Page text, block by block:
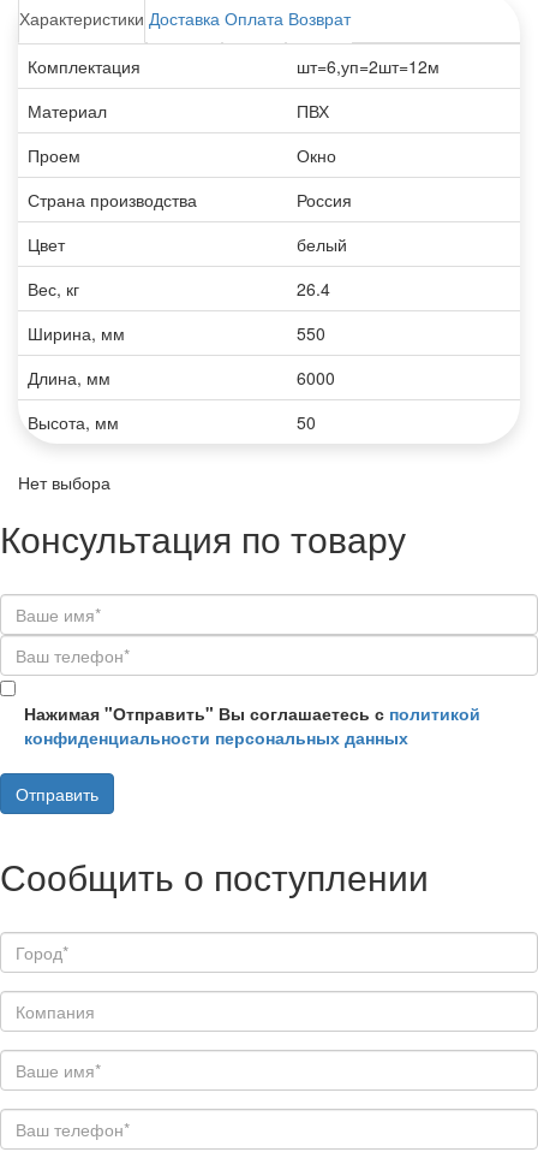
Характеристики Доставка Оплата Возврат
Комплектация
шт=6,уп=2шт=12м
Материал
ПВХ
Проем
Окно
Страна производства
Россия
Цвет
белый
Вес, кг
26.4
Ширина, мм
550
Длина, мм
6000
Высота, мм
50
Нет выбора
Консультация по товару
Нажимая "Отправить" Вы соглашаетесь с политикой
конфиденциальности персональных данных
Сообщить о поступлении